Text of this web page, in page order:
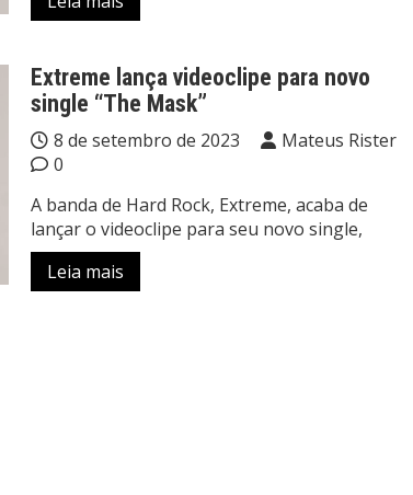
Extreme lança videoclipe para novo
single “The Mask”
8 de setembro de 2023
Mateus Rister
0
A banda de Hard Rock, Extreme, acaba de
lançar o videoclipe para seu novo single,
Leia mais